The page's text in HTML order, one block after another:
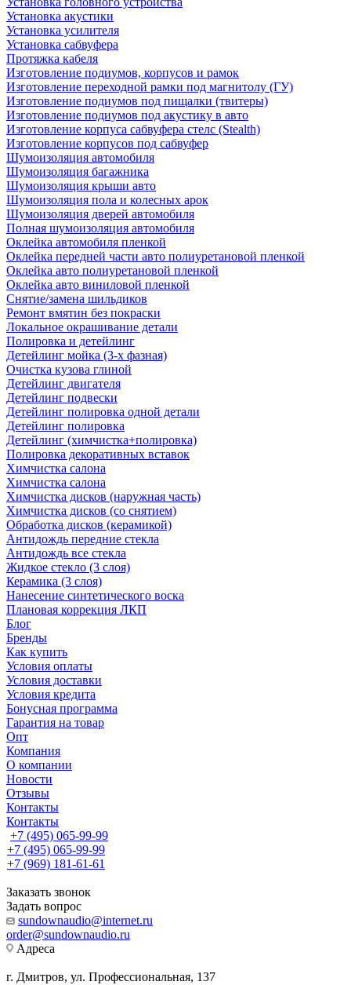
Установка акустики
Установка усилителя
Установка сабвуфера
Протяжка кабеля
Изготовление подиумов, корпусов и рамок
Изготовление переходной рамки под магнитолу (ГУ)
Изготовление подиумов под пищалки (твитеры)
Изготовление подиумов под акустику в авто
Изготовление корпуса сабвуфера стелс (Stealth)
Изготовление корпусов под сабвуфер
Шумоизоляция автомобиля
Шумоизоляция багажника
Шумоизоляция крыши авто
Шумоизоляция пола и колесных арок
Шумоизоляция дверей автомобиля
Полная шумоизоляция автомобиля
Оклейка автомобиля пленкой
Оклейка передней части авто полиуретановой пленкой
Оклейка авто полиуретановой пленкой
Оклейка авто виниловой пленкой
Снятие/замена шильдиков
Ремонт вмятин без покраски
Локальное окрашивание детали
Полировка и детейлинг
Детейлинг мойка (3-х фазная)
Очистка кузова глиной
Детейлинг двигателя
Детейлинг подвески
Детейлинг полировка одной детали
Детейлинг полировка
Детейлинг (химчистка+полировка)
Полировка декоративных вставок
Химчистка салона
Химчистка салона
Химчистка дисков (наружная часть)
Химчистка дисков (со снятием)
Обработка дисков (керамикой)
Антидождь передние стекла
Антидождь все стекла
Жидкое стекло (3 слоя)
Керамика (3 слоя)
Нанесение синтетического воска
Плановая коррекция ЛКП
Блог
Бренды
Как купить
Условия оплаты
Условия доставки
Условия кредита
Бонусная программа
Гарантия на товар
Опт
Компания
О компании
Новости
Отзывы
Контакты
Контакты
+7 (495) 065-99-99
+7 (495) 065-99-99
+7 (969) 181-61-61
Заказать звонок
Задать вопрос
sundownaudio@internet.ru
order@sundownaudio.ru
Адреса
г. Дмитров, ул. Профессиональная, 137